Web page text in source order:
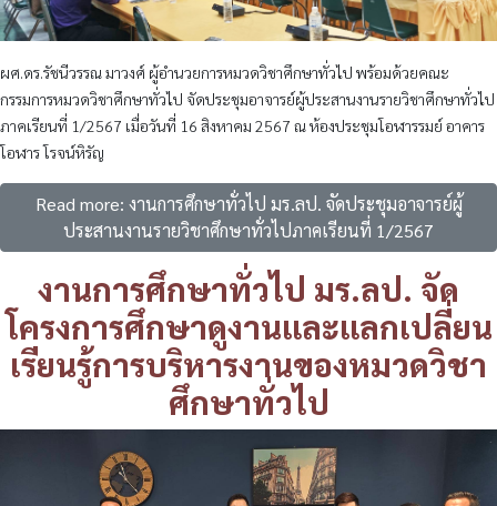
ผศ.ดร.รัชนีวรรณ มาวงศ์ ผู้อำนวยการหมวดวิชาศึกษาทั่วไป พร้อมด้วยคณะ
กรรมการหมวดวิชาศึกษาทั่วไป จัดประชุมอาจารย์ผู้ประสานงานรายวิชาศึกษาทั่วไป
ภาคเรียนที่ 1/2567 เมื่อวันที่ 16 สิงหาคม 2567 ณ ห้องประชุมโอฬารรมย์ อาคาร
โอฬาร โรจน์หิรัญ
Read more: งานการศึกษาทั่วไป มร.ลป. จัดประชุมอาจารย์ผู้
ประสานงานรายวิชาศึกษาทั่วไปภาคเรียนที่ 1/2567
งานการศึกษาทั่วไป มร.ลป. จัด
โครงการศึกษาดูงานและแลกเปลี่ยน
เรียนรู้การบริหารงานของหมวดวิชา
ศึกษาทั่วไป